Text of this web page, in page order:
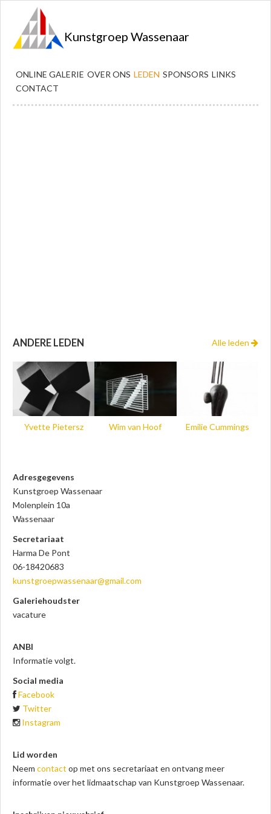
Kunstgroep Wassenaar
ONLINE GALERIE OVER ONS LEDEN SPONSORS LINKS
CONTACT
Alle leden
ANDERE LEDEN
Yvette Pietersz Wim van Hoof Emilie Cummings
Adresgegevens
Kunstgroep Wassenaar
Molenplein 10a
Wassenaar
Secretariaat
Harma De Pont
06-18420683
kunstgroepwassenaar@gmail.com
Galeriehoudster
vacature
ANBI
Informatie volgt.
Social media
Facebook
Twitter
Instagram
Lid worden
Neem contact op met ons secretariaat en ontvang meer
informatie over het lidmaatschap van Kunstgroep Wassenaar.